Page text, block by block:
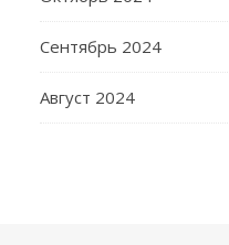
Сентябрь 2024
Август 2024